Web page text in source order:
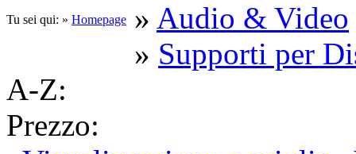
Tu sei qui: » Homepage » Audio & Video
» Supporti per
A-Z:
Prezzo: